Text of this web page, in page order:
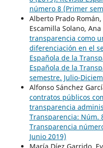
número 8 (Primer
Alberto Prado Román,
Escamilla Solano,
transparencia como
diferenciación en el
Española de la
Española de la
semestre. Julio-
Alfonso Sánchez
contratos públicos
transparencia
Transparencia: Núm.
Transparencia
Junio 2019)
María Díez Garrido,